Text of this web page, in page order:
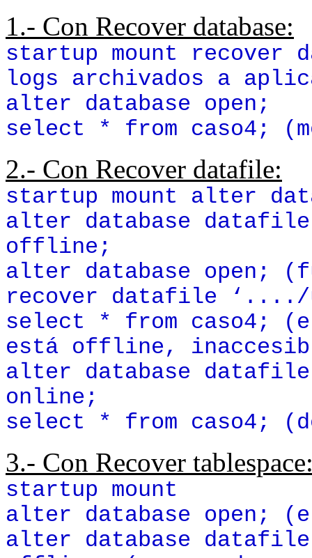
1.- Con Recover database:
startup mount recover
logs archivados a
alter database open;
select * from caso4;
2.- Con Recover datafile:
startup mount alter
alter database
offline;
alter database open;
recover datafile ‘..../
select * from caso4;
está offline,
alter database
online;
select * from caso4;
3.- Con Recover
startup mount
alter database open;
alter database